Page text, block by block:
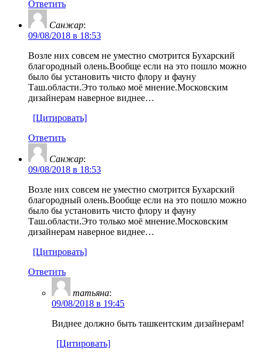
Ответить
Санжар:
09/08/2018 в 18:53
Возле них совсем не уместно смотрится Бухарский
благородный олень.Вообще если на это пошло можно
было бы установить чисто флору и фауну
Таш.области.Это только моё мнение.Московским
дизайнерам наверное виднее…
[Цитировать]
Ответить
Санжар:
09/08/2018 в 18:53
Возле них совсем не уместно смотрится Бухарский
благородный олень.Вообще если на это пошло можно
было бы установить чисто флору и фауну
Таш.области.Это только моё мнение.Московским
дизайнерам наверное виднее…
[Цитировать]
Ответить
татьяна:
09/08/2018 в 19:45
Виднее должно быть ташкентским дизайнерам!
[Цитировать]